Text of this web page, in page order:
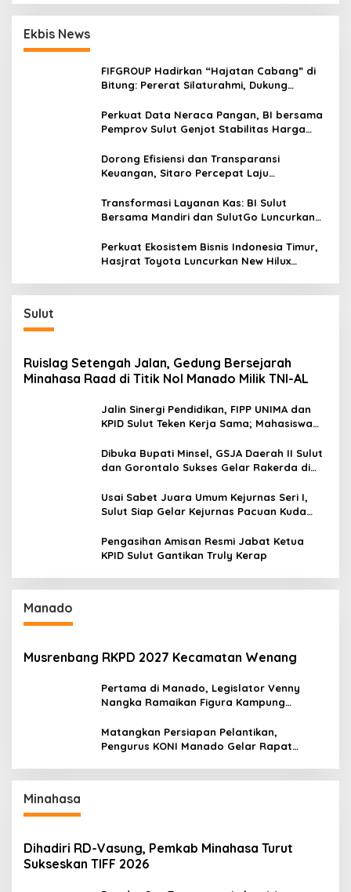
Ekbis News
FIFGROUP Hadirkan “Hajatan Cabang” di
Bitung: Pererat Silaturahmi, Dukung
Promo Khusus
Perkuat Data Neraca Pangan, BI bersama
Pemprov Sulut Genjot Stabilitas Harga
Dorong Efisiensi dan Transparansi
Keuangan, Sitaro Percepat Laju
Transformasi Layanan Kas: BI Sulut
Bersama Mandiri dan SulutGo Luncurkan
Kepulauan
Perkuat Ekosistem Bisnis Indonesia Timur,
Hasjrat Toyota Luncurkan New Hilux
Sulut
Ruislag Setengah Jalan, Gedung Bersejarah
Minahasa Raad di Titik Nol Manado Milik TNI-AL
Jalin Sinergi Pendidikan, FIPP UNIMA dan
KPID Sulut Teken Kerja Sama; Mahasiswa
Penyiaran
Dibuka Bupati Minsel, GSJA Daerah II Sulut
dan Gorontalo Sukses Gelar Rakerda di
Usai Sabet Juara Umum Kejurnas Seri I,
Sulut Siap Gelar Kejurnas Pacuan Kuda
Pengasihan Amisan Resmi Jabat Ketua
KPID Sulut Gantikan Truly Kerap
Manado
Musrenbang RKPD 2027 Kecamatan Wenang
Pertama di Manado, Legislator Venny
Nangka Ramaikan Figura Kampung
Matangkan Persiapan Pelantikan,
Pengurus KONI Manado Gelar Rapat
Minahasa
Dihadiri RD-Vasung, Pemkab Minahasa Turut
Sukseskan TIFF 2026